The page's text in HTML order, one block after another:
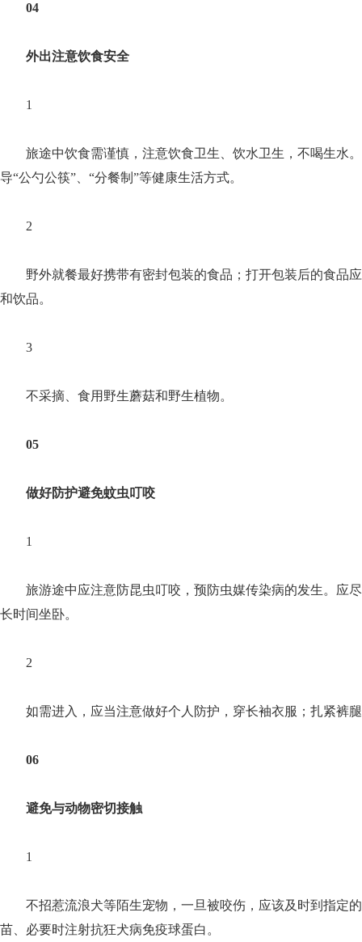
04
外出注意饮食安全
1
旅途中饮食需谨慎，注意饮食卫生、饮水卫生，不喝生水
导“公勺公筷”、“分餐制”等健康生活方式。
2
野外就餐最好携带有密封包装的食品；打开包装后的食品
和饮品。
3
不采摘、食用野生蘑菇和野生植物。
05
做好防护避免蚊虫叮咬
1
旅游途中应注意防昆虫叮咬，预防虫媒传染病的发生。应
长时间坐卧。
2
如需进入，应当注意做好个人防护，穿长袖衣服；扎紧裤
06
避免与动物密切接触
1
不招惹流浪犬等陌生宠物，一旦被咬伤，应该及时到指定
苗、必要时注射抗狂犬病免疫球蛋白。